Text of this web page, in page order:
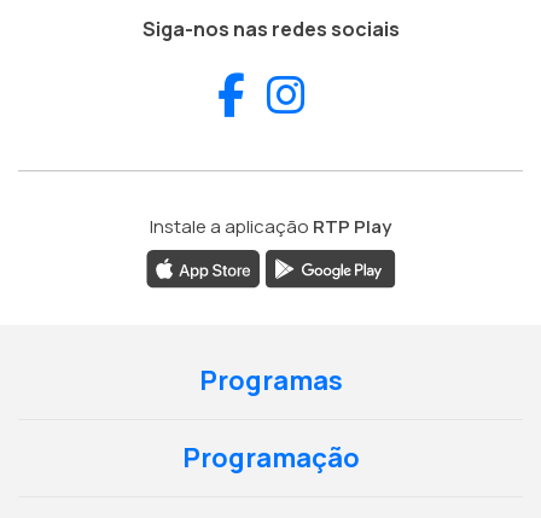
Siga-nos nas redes sociais
Facebook
Instale a aplicação RTP Play
Programas
Programação